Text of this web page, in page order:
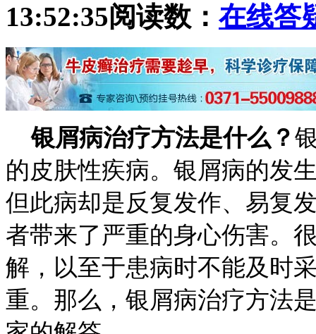
13:52:35阅读数： 在线答
银屑病治疗方法是什么？
的皮肤性疾病。银屑病的发
但此病却是反复发作、易复
者带来了严重的身心伤害。
解，以至于患病时不能及时
重。那么，银屑病治疗方法